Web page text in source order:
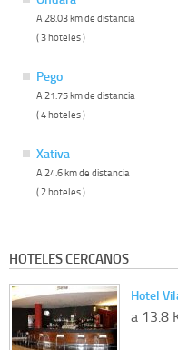
A 28.03 km de distancia
( 3 hoteles )
Pego
A 21.75 km de distancia
( 4 hoteles )
Xativa
A 24.6 km de distancia
( 2 hoteles )
HOTELES CERCANOS
Hotel
a 13.8